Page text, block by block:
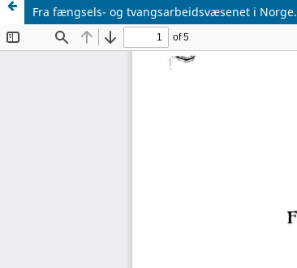
Fra fængsels- og tvangsarbeidsvæsenet i Norge.